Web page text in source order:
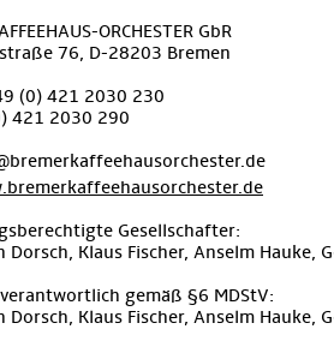
ORCHESTER GbR
76, D-28203 Bremen
(0) 421 2030 230
421 2030 290
Gesellschafter:
Dorsch, Klaus Fischer, Anselm Hauke,
gemäß §6 MDStV:
Dorsch, Klaus Fischer, Anselm Hauke,